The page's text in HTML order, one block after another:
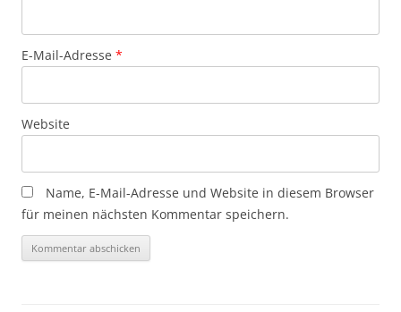
E-Mail-Adresse *
Website
Name, E-Mail-Adresse und Website in diesem Browser
für meinen nächsten Kommentar speichern.